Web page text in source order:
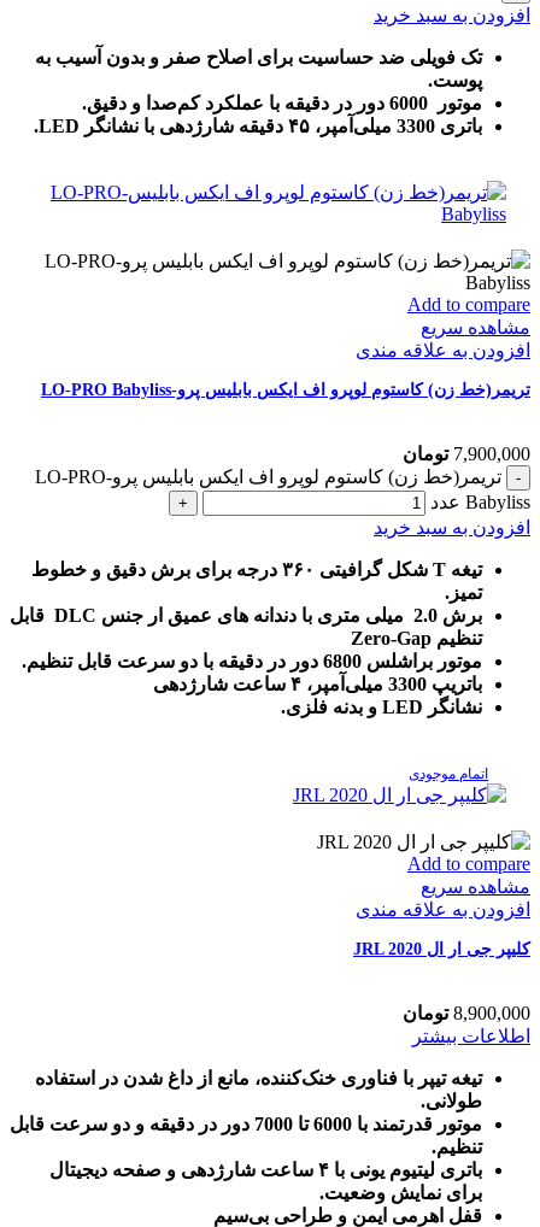
افزودن به سبد خرید
تک فویلی ضد حساسیت برای اصلاح صفر و بدون آسیب به
پوست.
موتور 6000 دور در دقیقه با عملکرد کم‌صدا و دقیق.
باتری 3300 میلی‌آمپر، ۴۵ دقیقه شارژدهی با نشانگر LED.
Add to compare
مشاهده سریع
افزودن به علاقه مندی
تریمر(خط زن) کاستوم لوپرو اف ایکس بابلیس پرو-LO-PRO Babyliss
7,900,000 تومان
تریمر(خط زن) کاستوم لوپرو اف ایکس بابلیس پرو-LO-PRO
Babyliss عدد
افزودن به سبد خرید
تیغه T شکل گرافیتی ۳۶۰ درجه برای برش دقیق و خطوط
تمیز.
برش 2.0 میلی متری با دندانه های عمیق ار جنس DLC قابل
تنظیم Zero-Gap
موتور براشلس 6800 دور در دقیقه با دو سرعت قابل تنظیم.
باتریپ 3300 میلی‌آمپر، ۴ ساعت شارژدهی
نشانگر LED و بدنه فلزی.
اتمام موجودی
Add to compare
مشاهده سریع
افزودن به علاقه مندی
کلیپر جی ار ال JRL 2020
8,900,000 تومان
اطلاعات بیشتر
تیغه تیپر با فناوری خنک‌کننده، مانع از داغ شدن در استفاده
طولانی.
موتور قدرتمند با 6000 تا 7000 دور در دقیقه و دو سرعت قابل
تنظیم.
باتری لیتیوم یونی با ۴ ساعت شارژدهی و صفحه دیجیتال
برای نمایش وضعیت.
قفل اهرمی ایمن و طراحی بی‌سیم